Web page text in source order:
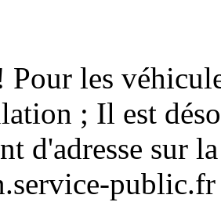
Pour les
; Il est
d'adresse sur